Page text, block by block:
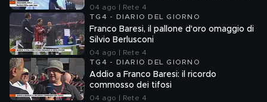
Giovanni Galli
04 ago | Rete 4
TG4 - DIARIO DEL GIORNO
Franco Baresi, il pallone d'oro omaggio di
Silvio Berlusconi
04 ago | Rete 4
TG4 - DIARIO DEL GIORNO
Addio a Franco Baresi: il ricordo
commosso dei tifosi
04 ago | Rete 4